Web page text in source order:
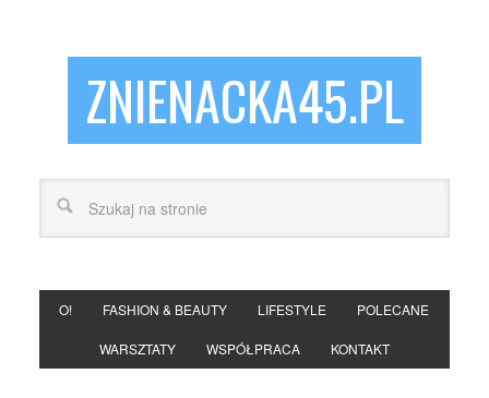
ZNIENACKA45.PL
O! FASHION & BEAUTY LIFESTYLE POLECANE
WARSZTATY WSPÓŁPRACA KONTAKT